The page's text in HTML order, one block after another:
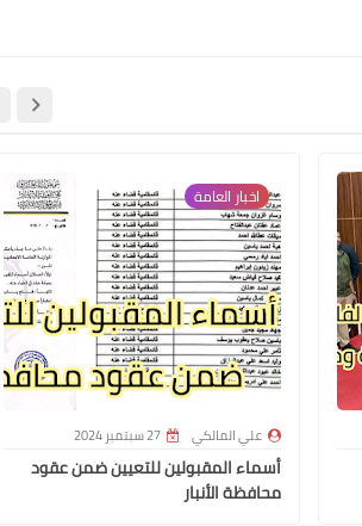
اخبار العامة
علي المالكي 27 سبتمبر 2024
أسماء المقبولين للتعيين ضمن عقود
محافظة الأنبار
علي المالكي
09 أكتوبر 2021